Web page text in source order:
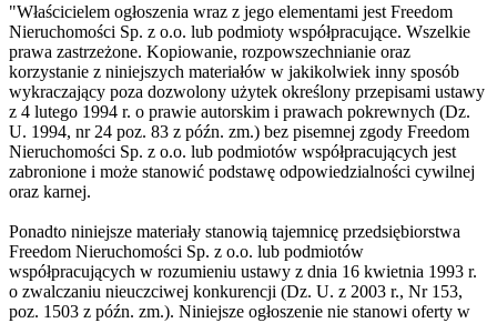
"Właścicielem ogłoszenia wraz z jego elementami jest Freedom
Nieruchomości Sp. z o.o. lub podmioty współpracujące. Wszelkie
prawa zastrzeżone. Kopiowanie, rozpowszechnianie oraz
korzystanie z niniejszych materiałów w jakikolwiek inny sposób
wykraczający poza dozwolony użytek określony przepisami ustawy
z 4 lutego 1994 r. o prawie autorskim i prawach pokrewnych (Dz.
U. 1994, nr 24 poz. 83 z późn. zm.) bez pisemnej zgody Freedom
Nieruchomości Sp. z o.o. lub podmiotów współpracujących jest
zabronione i może stanowić podstawę odpowiedzialności cywilnej
oraz karnej.
Ponadto niniejsze materiały stanowią tajemnicę przedsiębiorstwa
Freedom Nieruchomości Sp. z o.o. lub podmiotów
współpracujących w rozumieniu ustawy z dnia 16 kwietnia 1993 r.
o zwalczaniu nieuczciwej konkurencji (Dz. U. z 2003 r., Nr 153,
poz. 1503 z późn. zm.). Niniejsze ogłoszenie nie stanowi oferty w